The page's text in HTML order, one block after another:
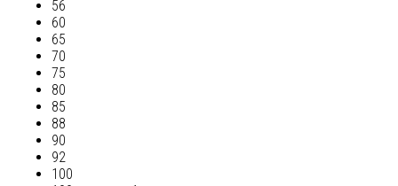
56
60
65
70
75
80
85
88
90
92
100